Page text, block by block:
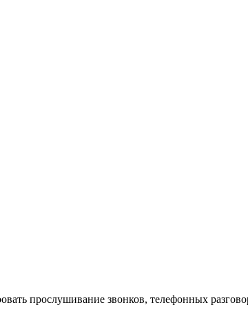
прослушивание звонков, телефонных